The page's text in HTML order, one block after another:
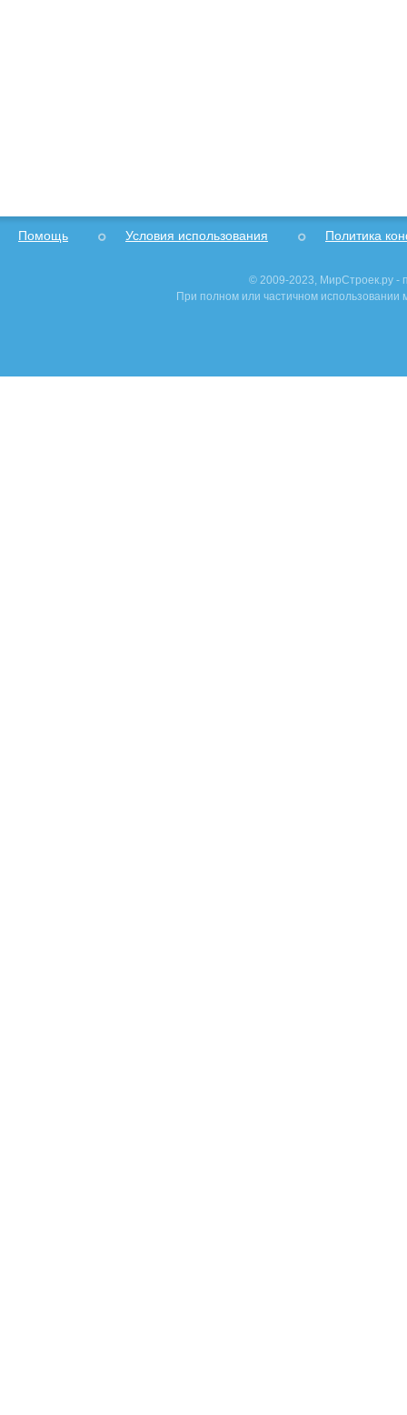
Помощь Условия использования Политика
© 2009-2023, МирСтроек.ру -
При полном или частичном использовании